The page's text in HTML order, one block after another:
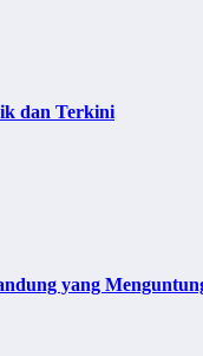
dan Terkini
yang